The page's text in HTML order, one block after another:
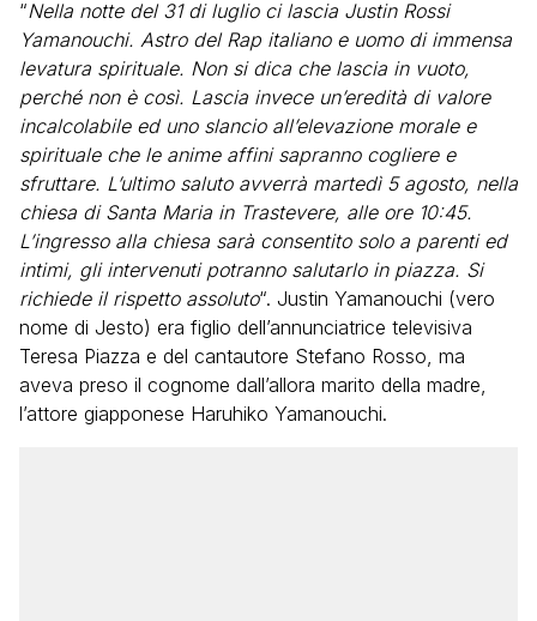
“Nella notte del 31 di luglio ci lascia Justin Rossi
Yamanouchi. Astro del Rap italiano e uomo di immensa
levatura spirituale. Non si dica che lascia in vuoto,
perché non è così. Lascia invece un’eredità di valore
incalcolabile ed uno slancio all’elevazione morale e
spirituale che le anime affini sapranno cogliere e
sfruttare. L’ultimo saluto avverrà martedì 5 agosto, nella
chiesa di Santa Maria in Trastevere, alle ore 10:45.
L’ingresso alla chiesa sarà consentito solo a parenti ed
intimi, gli intervenuti potranno salutarlo in piazza. Si
richiede il rispetto assoluto“. Justin Yamanouchi (vero
nome di Jesto) era figlio dell’annunciatrice televisiva
Teresa Piazza e del cantautore Stefano Rosso, ma
aveva preso il cognome dall’allora marito della madre,
l’attore giapponese Haruhiko Yamanouchi.